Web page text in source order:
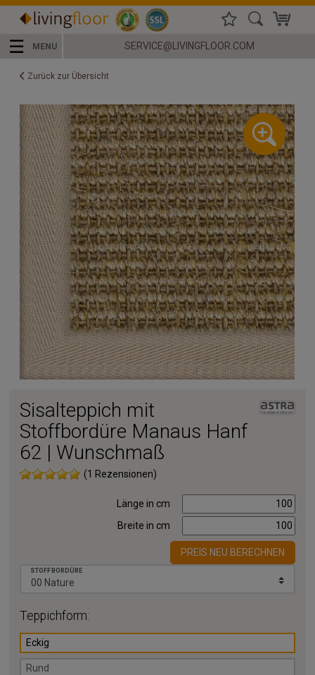
☰ MENU SERVICE@LIVINGFLOOR.COM
Zurück zur Übersicht
Sisalteppich mit
Stoffbordüre Manaus Hanf
62 | Wunschmaß
(1 Rezensionen)
Länge in cm
Breite in cm
PREIS NEU BERECHNEN
STOFFBORDÜRE
Teppichform:
Eckig
Rund